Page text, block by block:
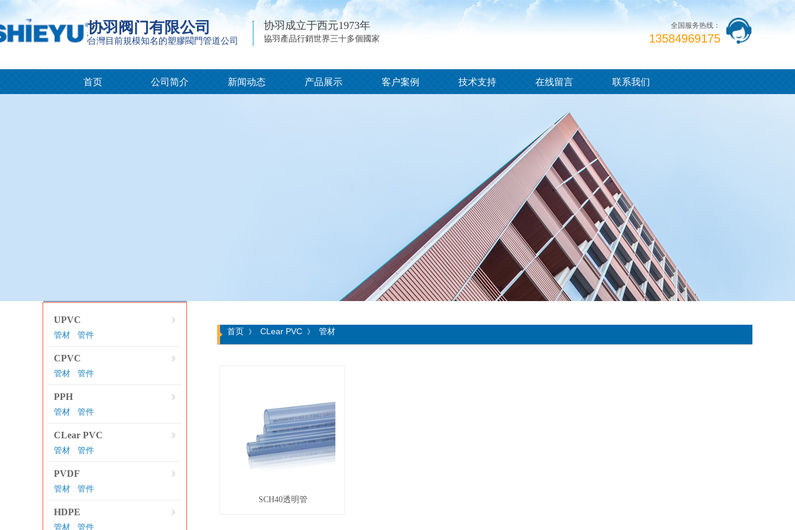
首页 公司简介 新闻动态 产品展示 客户案例 技术支持 在线留言 联系我们
协羽阀门有限公司
台灣目前規模知名的塑膠閥門管道公司
全国服务热线：
13584969175
协羽成立于西元1973年
協羽產品行銷世界三十多個國家
UPVC
管材 管件
CPVC
管材 管件
PPH
管材 管件
CLear PVC
管材 管件
PVDF
管材 管件
HDPE
管材 管件
首页 》 CLear PVC 》 管材
SCH40透明管